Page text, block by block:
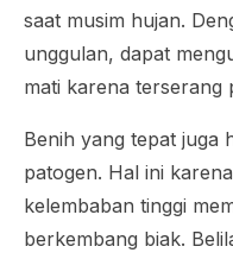
saat musim hujan.
unggulan, dapat
mati karena terserang
Benih yang tepat juga
patogen. Hal ini
kelembaban tinggi
berkembang biak.